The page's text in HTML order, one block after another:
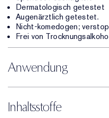
Dermatologisch getestet
Augenärztlich getestet.
Nicht-komedogen;
Frei von
Anwendung
Inhaltsstoffe